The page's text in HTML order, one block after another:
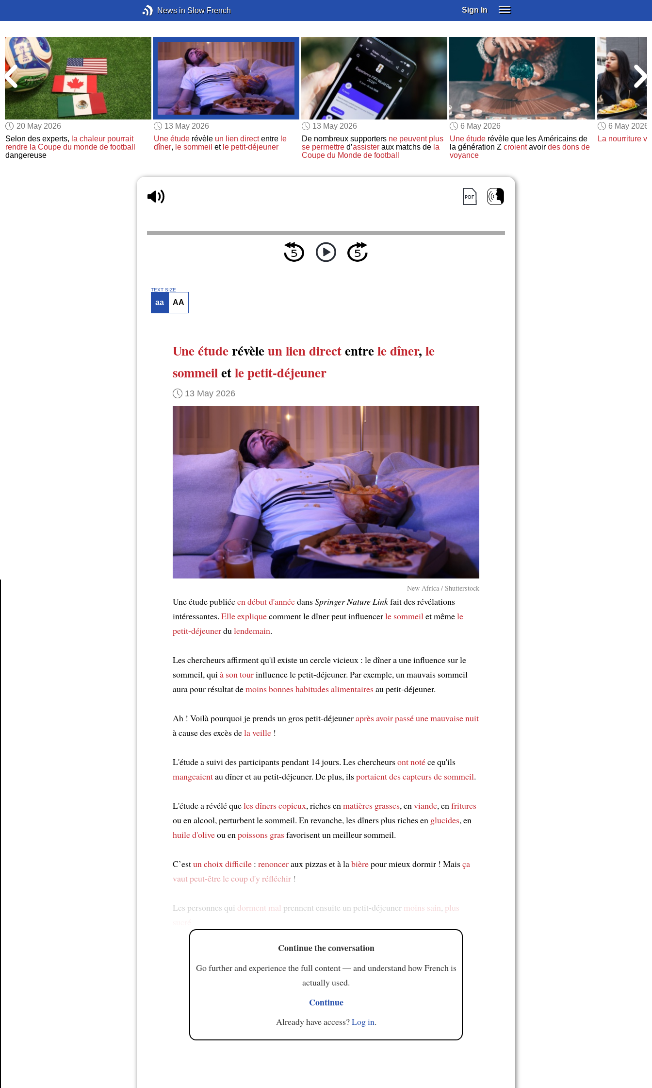
News in Slow French Sign In
SUBSCRIBE
EDUCATIONAL LICENSES
GIFT CARDS
OTHER LANGUAGES
ABOUT US
ALEXA
ADJUST COLORS
20 May 2026
Selon des experts, la chaleur pourrait
rendre la Coupe du monde de football
dangereuse
13 May 2026
Une étuderévèle un lien directentre le
dîner, le sommeil et le petit-déjeuner
13 May 2026
De nombreux supporters ne peuvent plus
se permettred’assisteraux matchs de la
Coupe du Monde de football
6 May 2026
Une étuderévèle que les Américains de
la génération Z croientavoir des dons de
voyance
6 May 2026
La nourriture
TEXT SIZE
aa AA
Une étuderévèleun lien directentrele dîner, le
sommeiletle petit-déjeuner
13 May 2026
New Africa / Shutterstock
Une étude publiéeen début d'annéedansSpringer Nature Linkfait des révélations
intéressantes. Elle expliquecomment le dîner peut influencerle sommeil et mêmele
petit-déjeunerdu lendemain.
Les chercheurs affirment qu'il existe un cercle vicieux : le dîner a une influence sur le
sommeil, qui à son tourinfluence le petit-déjeuner. Par exemple, un mauvais sommeil
aura pour résultat demoins bonnes habitudes alimentairesau petit-déjeuner.
Ah ! Voilà pourquoi je prends un gros petit-déjeuneraprès avoir passé une mauvaise nuit
à cause des excès dela veille !
L'étude a suivi des participants pendant 14 jours. Les chercheursont notéce qu'ils
mangeaientau dîner et au petit-déjeuner. De plus, ilsportaientdes capteurs de sommeil.
L'étude a révélé queles dîners copieux, riches en matières grasses, en viande, en fritures
ou en alcool, perturbent le sommeil. En revanche, les dîners plus riches en glucides, en
huile d'oliveou en poissons grasfavorisent un meilleur sommeil.
C’estun choix difficile : renonceraux pizzas et à labièrepour mieux dormir ! Maisça
vaut peut-être le coupd'y réfléchir !
Les personnes qui dorment mal prennent ensuite un petit-déjeuner moins sain, plus
Continue the conversation
Go further and experience the full content — and understand how French is
actually used.
Continue
Already have access?Log in.